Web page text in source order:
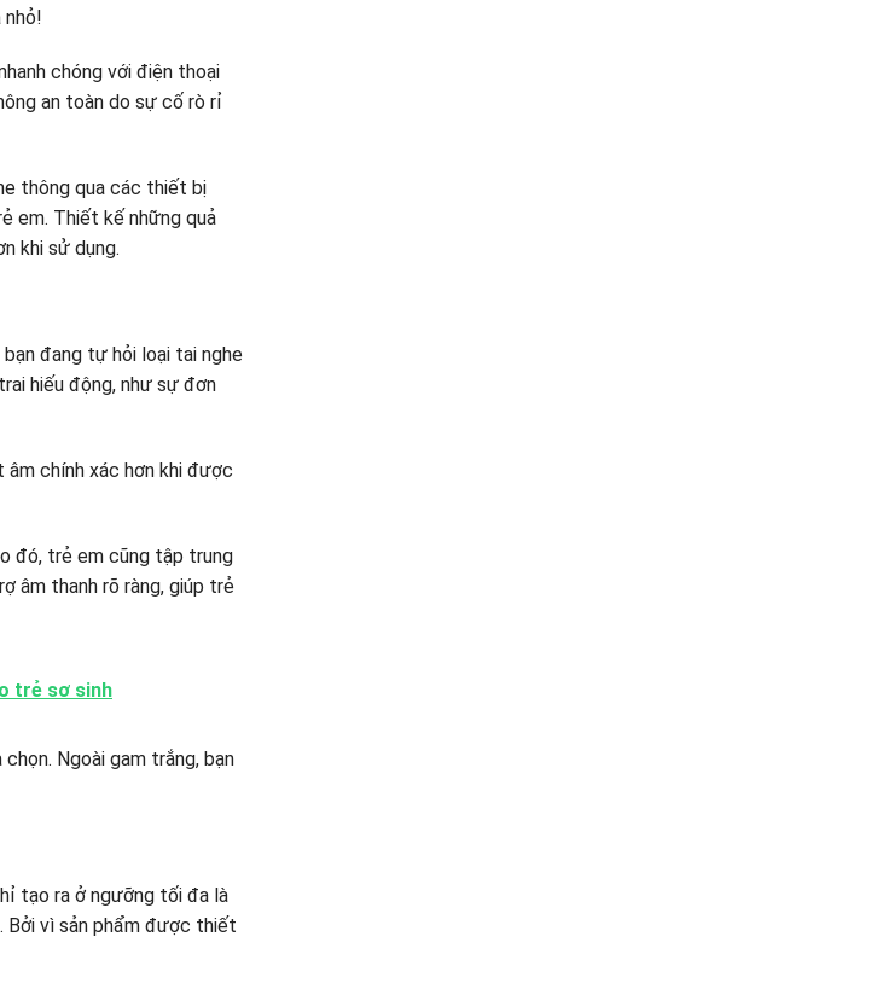
chóng với điện thoại
an toàn do sự cố rò rỉ
thông qua các thiết bị
em. Thiết kế những quả
khi sử dụng.
đang tự hỏi loại tai nghe
hiếu động, như sự đơn
đó, trẻ em cũng tập trung
âm thanh rõ ràng, giúp trẻ
trẻ sơ sinh
Ngoài gam trắng, bạn
tạo ra ở ngưỡng tối đa là
Bởi vì sản phẩm được thiết